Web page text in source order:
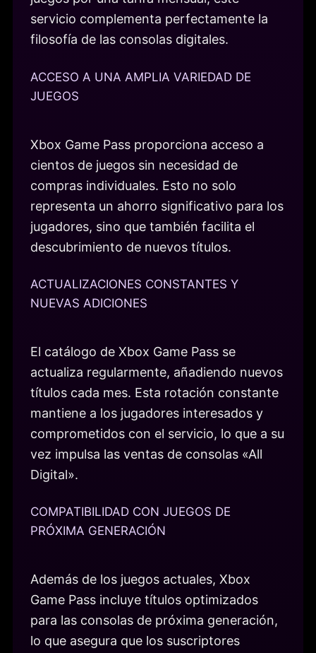
servicio complementa perfectamente la
filosofía de las consolas digitales.
ACCESO A UNA AMPLIA VARIEDAD DE
JUEGOS
Xbox Game Pass proporciona acceso a
cientos de juegos sin necesidad de
compras individuales. Esto no solo
representa un ahorro significativo para los
jugadores, sino que también facilita el
descubrimiento de nuevos títulos.
ACTUALIZACIONES CONSTANTES Y
NUEVAS ADICIONES
El catálogo de Xbox Game Pass se
actualiza regularmente, añadiendo nuevos
títulos cada mes. Esta rotación constante
mantiene a los jugadores interesados y
comprometidos con el servicio, lo que a su
vez impulsa las ventas de consolas «All
Digital».
COMPATIBILIDAD CON JUEGOS DE
PRÓXIMA GENERACIÓN
Además de los juegos actuales, Xbox
Game Pass incluye títulos optimizados
para las consolas de próxima generación,
lo que asegura que los suscriptores